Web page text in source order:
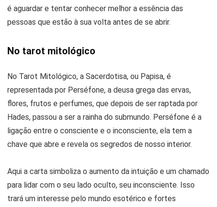
é aguardar e tentar conhecer melhor a essência das
pessoas que estão à sua volta antes de se abrir.
No tarot mitológico
No Tarot Mitológico, a Sacerdotisa, ou Papisa, é
representada por Perséfone, a deusa grega das ervas,
flores, frutos e perfumes, que depois de ser raptada por
Hades, passou a ser a rainha do submundo. Perséfone é a
ligação entre o consciente e o inconsciente, ela tem a
chave que abre e revela os segredos de nosso interior.
Aqui a carta simboliza o aumento da intuição e um chamado
para lidar com o seu lado oculto, seu inconsciente. Isso
trará um interesse pelo mundo esotérico e fortes